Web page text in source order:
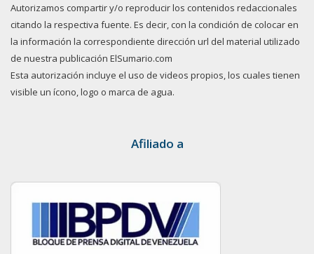
Autorizamos compartir y/o reproducir los contenidos redaccionales
citando la respectiva fuente. Es decir, con la condición de colocar en
la información la correspondiente dirección url del material utilizado
de nuestra publicación ElSumario.com
Esta autorización incluye el uso de videos propios, los cuales tienen
visible un ícono, logo o marca de agua.
Afiliado a